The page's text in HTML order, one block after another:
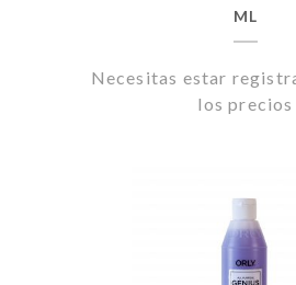
ML
Necesitas estar
los precios